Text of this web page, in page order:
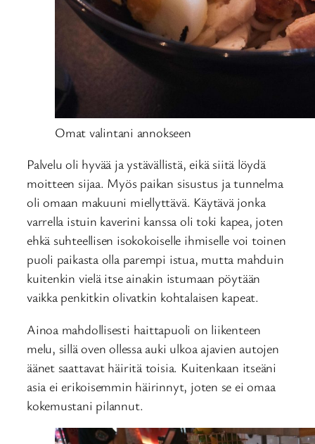
Omat valintani annokseen
Palvelu oli hyvää ja ystävällistä, eikä siitä löydä
moitteen sijaa. Myös paikan sisustus ja tunnelma
oli omaan makuuni miellyttävä. Käytävä jonka
varrella istuin kaverini kanssa oli toki kapea, joten
ehkä suhteellisen isokokoiselle ihmiselle voi toinen
puoli paikasta olla parempi istua, mutta mahduin
kuitenkin vielä itse ainakin istumaan pöytään
vaikka penkitkin olivatkin kohtalaisen kapeat.
Ainoa mahdollisesti haittapuoli on liikenteen
melu, sillä oven ollessa auki ulkoa ajavien autojen
äänet saattavat häiritä toisia. Kuitenkaan itseäni
asia ei erikoisemmin häirinnyt, joten se ei omaa
kokemustani pilannut.